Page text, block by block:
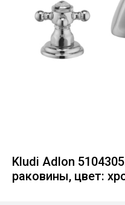
Kludi Adlon
раковины, цвет: